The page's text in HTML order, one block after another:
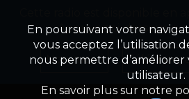
Tag
En poursuivant votre
vous acceptez l’utilisation
nous permettre
utilisateur.
En savoir plus sur notre
Appuyez ci-dessous
Non merci